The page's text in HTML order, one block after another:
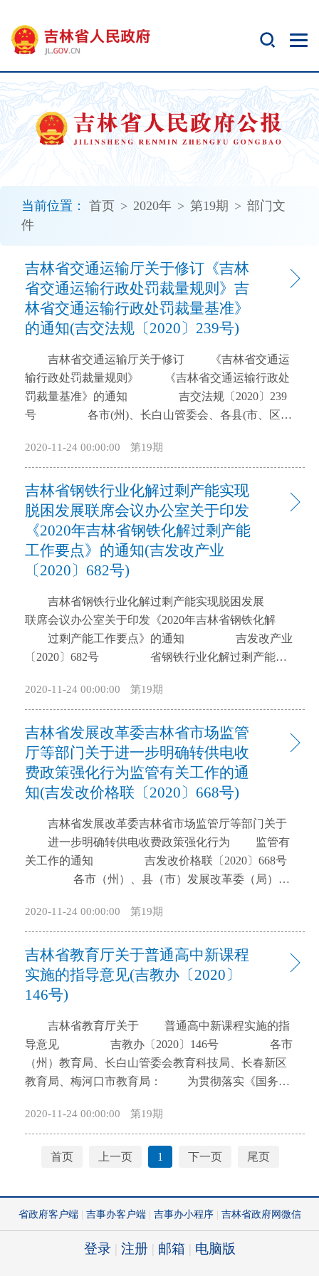
当前位置： 首页 > 2020年 > 第19期 > 部门文
件
吉林省交通运输厅关于修订《吉林
省交通运输行政处罚裁量规则》吉
林省交通运输行政处罚裁量基准》
的通知(吉交法规〔2020〕239号)
吉林省交通运输厅关于修订 《吉林省交通运
输行政处罚裁量规则》 《吉林省交通运输行政处
罚裁量基准》的通知 吉交法规〔2020〕239
号 各市(州)、长白山管委会、各县(市、区)
据国家和省法规、规章的调整变化情况，结合工作实
际，省厅对《吉林省交通运输行政处罚裁量规则》
《吉林省交通运输行政处罚裁量基准》进行了重新修
订，请认真贯彻落实。 本规定自印发之日起施
行，之前发布的《吉林省交通运输厅关于修订〈吉林
省交通行政处罚裁量规则〉和〈吉林省交通行政处罚
裁量基准〉的通知》（吉交法规〔2015〕92号）《吉
林省交通运输厅关于印发修订后的〈吉林省交通运输
行政处罚裁量基准（航道行政管理）〉的通知》（吉
交航道〔2016〕338号）《吉林省交通运输厅关于修订
〈吉林省交通运输行政处罚裁量基准（道路运输和城
市客运管理）〉的通知》（吉交运〔2016〕274号）
方海事管理、港口行政管理、水路运输行政管理）〉
的通知》（吉海法规〔2017〕77号）《吉林省交通运
输厅关于修订〈吉林省交通运输行政处罚裁量基准
（交通建设监督管理）〉的通知》（吉交建管
〔2018〕45号）废止。 附件：1.吉林省交通
运输行政处罚裁量规则 2.吉林省交通运输行政处
罚裁量基准（道路运输和城市客运管理）(略) 3.
吉林省交通运输行政处罚裁量基准（公路路政管理）
(略) 4.吉林省交通运输行政处罚裁量基准（地方
海事管理）(略) 5.吉林省交通运输行政处罚裁量
基准（港口行政管理）(略) 6.吉林省交通运输行
交通运输行政处罚裁量基准（水路运输行政管理）
(略) 8.吉林省交通运输行政处罚裁量基准（交通
建设监督管理）(略) 吉林省交通运输厅
2020年9月18日 附件1 吉林省交通运输
行政处罚裁量规则 第一条 为规范交通运输
通运输行政执法机关合理行政，保护自然人、法人和
非法人组织的合法权益，依据《中华人民共和国行政
处罚法》《交通运输行政执法程序规定》等法律、法
规、规章，制定本规则。 第二条 全省各级交通运
称交通运输执法部门），均应当遵守本规则。 本
规则所称交通运输行政处罚裁量，是指交通运输执法
部门根据法律、法规、规章的规定，综合考虑违法程
公正、过罚相当、综合裁量、处罚与教育相结合的原
则。 第四条进行交通运输行政处罚裁量，应当遵
守表明身份制度、回避制度、调查取证制度、说明理
2020-11-24 00:00:00 第19期
吉林省钢铁行业化解过剩产能实现
脱困发展联席会议办公室关于印发
《2020年吉林省钢铁化解过剩产能
工作要点》的通知(吉发改产业
〔2020〕682号)
吉林省钢铁行业化解过剩产能实现脱困发展
联席会议办公室关于印发《2020年吉林省钢铁化解
过剩产能工作要点》的通知 吉发改产业
〔2020〕682号 省钢铁行业化解过剩产能工
长春新区管委会，梅河口市，各县（市）发展改革部
门： 根据《国家发展改革委工业和信息化部国家
能源局财政部人社部国务院国资委关于做好2020年重
点领域化解过剩产能工作的通知》（发改运行
〔2020〕901号）工作部署，落实2020年全国化解钢铁
过剩产能工作视频会议精神，为继续做好我省钢铁行
作，我们制定了《2020年吉林省钢铁化解过剩产能工
作要点》，现印发给你们，请结合工作职能遵照执
行。 吉林省钢铁行业化解过剩产能联席会议
办公室 2020年8月19日 2020年吉林省钢
行业供给侧结构性改革，加快推进钢铁产业高质量发
展，更加科学有效做好2020年化解钢铁过剩产能工
作，更好的落实《2020年吉林省钢铁化解过剩产能工
作方案》（吉发改产业〔2020〕126号），制定本工作
要点。 一、进一步提高思想认识 化解钢铁过
给侧结构性改革的重大任务。化解钢铁过剩产能虽然
取得了阶段性成果，但与供给侧结构性改革的总目标
相比仍有差距，仍需高度重视，加倍努力。行百里者
半九十，切不可半途而废，更不能松懈麻痹，放松对
使钢铁产能违法违规问题反弹。请各地、各部门按照
党中央、国务院关于钢铁行业供给侧结构性改革的决
策部署，按照严禁新增钢铁产能的各项要求对标对
致。 二、切实巩固化解钢铁过剩产能成果
2016年以来，我省钢铁去产能、取缔“地条钢”、防范
违法违规钢铁产能死灰复燃工作取得了阶段性成果，
为切实巩固化解钢铁过剩产能成果，请各地、各部门
2020-11-24 00:00:00 第19期
吉林省发展改革委吉林省市场监管
厅等部门关于进一步明确转供电收
费政策强化行为监管有关工作的通
知(吉发改价格联〔2020〕668号)
吉林省发展改革委吉林省市场监管厅等部门关于
进一步明确转供电收费政策强化行为 监管有
关工作的通知 吉发改价格联〔2020〕668号
展局: 根据国家发展改革委切实清理规范转供电环
节加价工作部署要求，为确保降电价政策红利及时足
额传导至终端用户，按照国家和省里有关要求，结合
我省实际，有针对性的推进相关工作落实，现就转供
电不合理加价行为规范要求和收费政策监管有关事项
清理规范转供电环节不合理加价是深化供给侧结
构性改革重大举措之一，降低实体经济成本也是优化
营商环境、推动减税降费重要抓手，意义十分重大。
2018年以来，国家密集出台相关政策措施，加大专项
行为，努力打通政策落地“最后一公里”。从去年督查
的情况看，个别地区转供电环节加价问题落得不实、
不深入。为此，省委省政府主要领导对此做过明确批
为。各地各部门务必进一步提高政治站位，深化思想
认识，端正工作态度，强化责任担当，以时不待我的
紧迫感、使命感抓好清理规范工作，精心组织排查整
治行动，全面掌握转供电环节难点、堵点问题，及时
2020-11-24 00:00:00 第19期
吉林省教育厅关于普通高中新课程
实施的指导意见(吉教办〔2020〕
146号)
吉林省教育厅关于 普通高中新课程实施的指
导意见 吉教办〔2020〕146号 各市
（州）教育局、长白山管委会教育科技局、长春新区
教育局、梅河口市教育局： 为贯彻落实《国务院
意见》（国办发〔2019〕29号），根据教育部《普通
高中课程方案（2017年版2020年修订）》和普通高中
各学科课程标准（2017年版2020年修订）的相关要
一、指导思想 以习近平新时代中国特色社会主义
思想为指导，落实全国教育大会精神，全面贯彻党的
教育方针，落实立德树人根本任务，发展素质教育，
2020-11-24 00:00:00 第19期
首页 上一页 1 下一页 尾页
开
无
障
碍
说
明